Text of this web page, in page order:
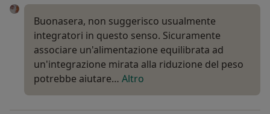
Buonasera, non suggerisco usualmente
integratori in questo senso. Sicuramente
associare un'alimentazione equilibrata ad
un'integrazione mirata alla riduzione del peso
potrebbe aiutare… Altro